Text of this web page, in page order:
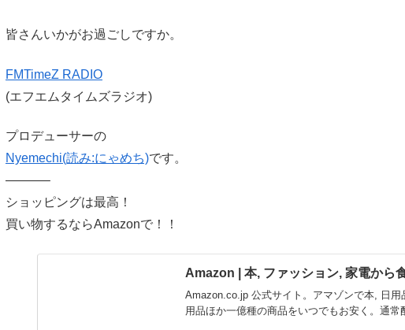
皆さんいかがお過ごしですか。
FMTimeZ RADIO
(エフエムタイムズラジオ)
プロデューサーの
Nyemechi(読み:にゃめち)です。
———–
ショッピングは最高！
買い物するならAmazonで！！
Amazon | 本, ファッション, 家電から
Amazon.co.jp 公式サイト。アマゾンで本, 日
用品ほか一億種の商品をいつでもお安く。通常